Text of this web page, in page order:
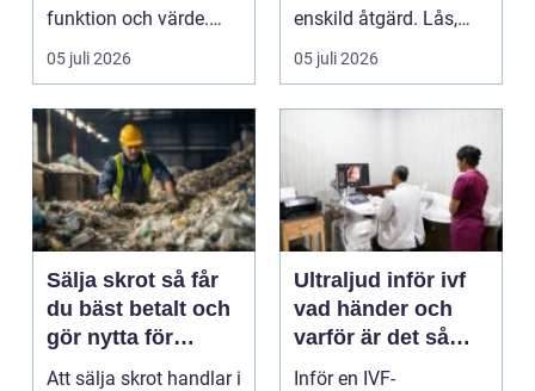
funktion och värde.
Genom att a...
05 juli 2026
enskild åtgärd. Lås,
kameror, belysnin...
05 juli 2026
Sälja skrot så får
du bäst betalt och
gör nytta för
miljön
Att sälja skrot handlar i
Ultraljud inför ivf
vad händer och
varför är det så
viktigt?
Inför en IVF-